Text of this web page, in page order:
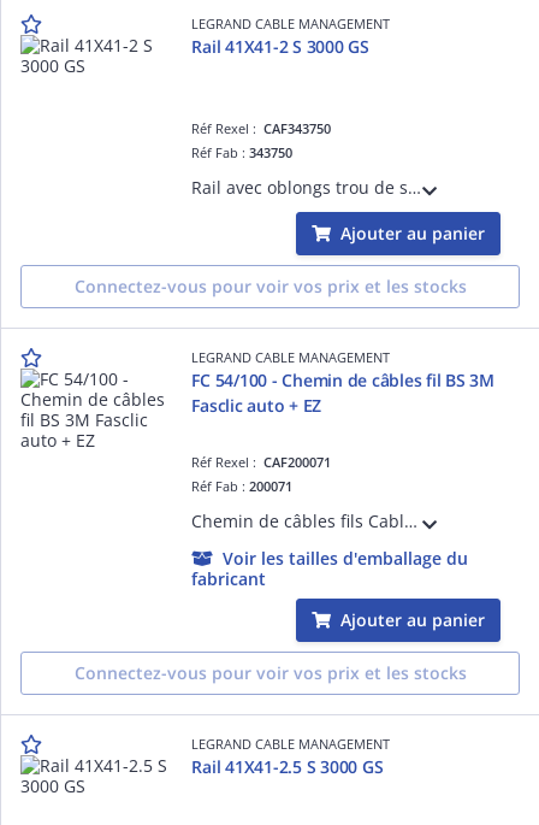
LEGRAND CABLE MANAGEMENT
Rail 41X41-2 S 3000 GS
Réf Rexel :CAF343750
Réf Fab :343750
Rail avec oblongs trou de serrure R41S pour chemins de câbles fils Cablofil - pour fixation plafond de charges lourdes en balancelle ou pendard - épaisseur 2mm et longueur 3m - finition GS
Ajouter au panier
Connectez-vous pour voir vos prix et les stocks
LEGRAND CABLE MANAGEMENT
FC 54/100 - Chemin de câbles fil BS 3M
Fasclic auto + EZ
Réf Rexel :CAF200071
Réf Fab :200071
Chemin de câbles fils Cablofil avec éclisse intégrée et bord sécurité FC Fasclic Auto+ - hauteur 54mm, largeur 100mm, longueur 3m - finition EZ
Voir les tailles d'emballage du
fabricant
Ajouter au panier
Connectez-vous pour voir vos prix et les stocks
LEGRAND CABLE MANAGEMENT
Rail 41X41-2.5 S 3000 GS